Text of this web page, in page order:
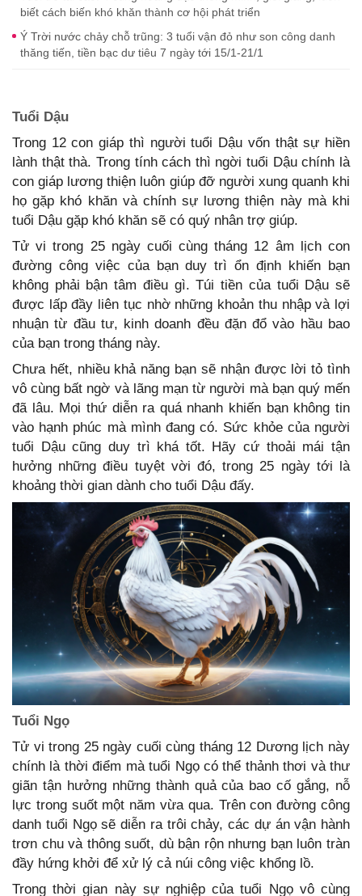
biết cách biến khó khăn thành cơ hội phát triển
Ý Trời nước chảy chỗ trũng: 3 tuổi vận đỏ như son công danh
thăng tiến, tiền bạc dư tiêu 7 ngày tới 15/1-21/1
Tuổi Dậu
Trong 12 con giáp thì người tuổi Dậu vốn thật sự hiền
lành thật thà. Trong tính cách thì ngời tuổi Dậu chính là
con giáp lương thiện luôn giúp đỡ người xung quanh khi
họ gặp khó khăn và chính sự lương thiện này mà khi
tuổi Dậu gặp khó khăn sẽ có quý nhân trợ giúp.
Tử vi trong 25 ngày cuối cùng tháng 12 âm lịch con
đường công việc của bạn duy trì ổn định khiến bạn
không phải bận tâm điều gì. Túi tiền của tuổi Dậu sẽ
được lấp đầy liên tục nhờ những khoản thu nhập và lợi
nhuận từ đầu tư, kinh doanh đều đặn đổ vào hầu bao
của bạn trong tháng này.
Chưa hết, nhiều khả năng bạn sẽ nhận được lời tỏ tình
vô cùng bất ngờ và lãng mạn từ người mà bạn quý mến
đã lâu. Mọi thứ diễn ra quá nhanh khiến bạn không tin
vào hạnh phúc mà mình đang có. Sức khỏe của người
tuổi Dậu cũng duy trì khá tốt. Hãy cứ thoải mái tận
hưởng những điều tuyệt vời đó, trong 25 ngày tới là
khoảng thời gian dành cho tuổi Dậu đấy.
Tuổi Ngọ
Tử vi trong 25 ngày cuối cùng tháng 12 Dương lịch này
chính là thời điểm mà tuổi Ngọ có thể thảnh thơi và thư
giãn tận hưởng những thành quả của bao cố gắng, nỗ
lực trong suốt một năm vừa qua. Trên con đường công
danh tuổi Ngọ sẽ diễn ra trôi chảy, các dự án vận hành
trơn chu và thông suốt, dù bận rộn nhưng bạn luôn tràn
đầy hứng khởi để xử lý cả núi công việc khổng lồ.
Trong thời gian này sự nghiệp của tuổi Ngọ vô cùng